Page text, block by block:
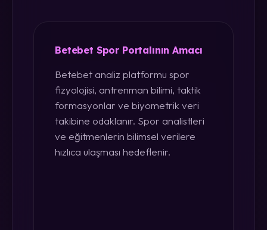
Betebet Spor Portalının Amacı
Betebet analiz platformu spor
fizyolojisi, antrenman bilimi, taktik
formasyonlar ve biyometrik veri
takibine odaklanır. Spor analistleri
ve eğitmenlerin bilimsel verilere
hızlıca ulaşması hedeflenir.